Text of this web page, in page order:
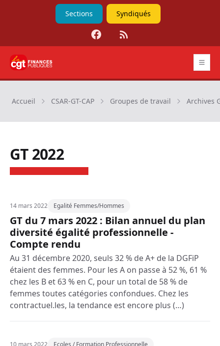
Sections Syndiqués
Facebook
RSS
CGT Finances publiques
Accueil CSAR-GT-CAP Groupes de travail Archives
GT 2022
14 mars 2022 Egalité Femmes/Hommes
GT du 7 mars 2022 : Bilan annuel du plan
diversité égalité professionnelle -
Compte rendu
Au 31 décembre 2020, seuls 32 % de A+ de la DGFiP
étaient des femmes. Pour les A on passe à 52 %, 61 %
chez les B et 63 % en C, pour un total de 58 % de
femmes toutes catégories confondues. Chez les
contractuel.les, la tendance est encore plus (…)
10 mars 2022 Ecoles / Formation Professionnelle